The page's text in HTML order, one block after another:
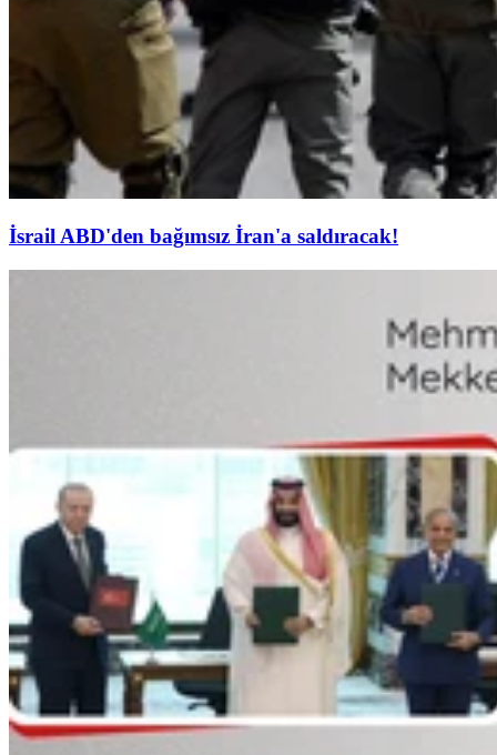
İsrail ABD'den bağımsız İran'a saldıracak!